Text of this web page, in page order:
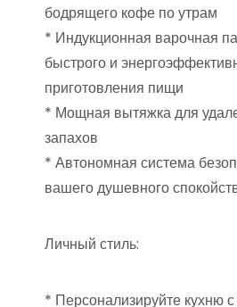
бодрящего кофе по утрам
* Индукционная варочная
быстрого и
приготовления пищи
* Мощная вытяжка для
запахов
* Автономная система
вашего душевного
Личный стиль:
* Персонализируйте кухню